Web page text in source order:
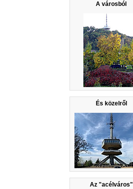
A városból
És közelről
Az "acélváros"